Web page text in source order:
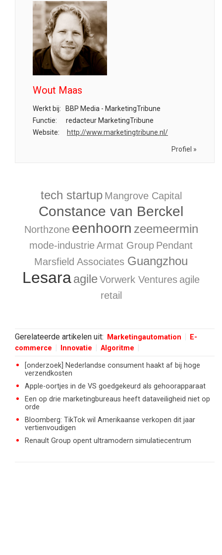
Wout Maas
Werkt bij:
BBP Media - MarketingTribune
Functie:
redacteur MarketingTribune
Website:
http://www.marketingtribune.nl/
Profiel »
tech startup Mangrove Capital
Constance van Berckel
Northzone eenhoorn zeemeermin
mode-industrieArmat Group Pendant
Marsfield Associates Guangzhou
LesaraagileVorwerk Ventures agile
retail
Gerelateerde artikelen uit: Marketingautomation
E-
commerce
Innovatie Algoritme
[onderzoek] Nederlandse consument haakt af bij hoge
verzendkosten
Apple-oortjes in de VS goedgekeurd als gehoorapparaat
Een op drie marketingbureaus heeft dataveiligheid niet op
orde
Bloomberg: TikTok wil Amerikaanse verkopen dit jaar
vertienvoudigen
Renault Group opent ultramodern simulatiecentrum